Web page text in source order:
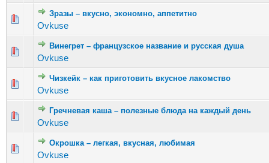
Зразы – вкусно, экономно, аппетитно
Ovkuse
Голосов: 5 - Средняя оценка: 2.8 из 5
1234 5
Винегрет – французское название и русская душа
Ovkuse
Голосов: 4 - Средняя оценка: 2.75 из 5
12345
Чизкейк – как приготовить вкусное лакомство
Ovkuse
Голосов: 8 - Средняя оценка: 2.63 из 5
12 345
Гречневая каша – полезные блюда на каждый день
Ovkuse
Голосов: 8 - Средняя оценка: 3 из 5
1234
Окрошка – легкая, вкусная, любимая
Ovkuse
Голосов: 2 - Средняя оценка: 1 из 5
12 345